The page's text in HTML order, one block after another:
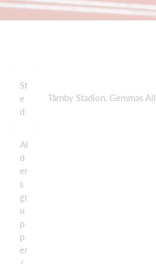
St
e
d
Tårnby Stadion, Gemmas
Al
d
er
s
gr
u
p
p
er